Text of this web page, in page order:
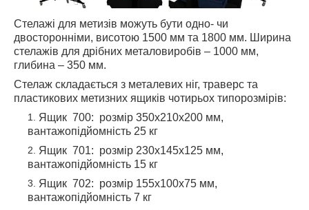
Стелажі для метизів можуть бути одно- чи
двосторонніми, висотою 1500 мм та 1800 мм. Ширина
стелажів для дрібних металовиробів – 1000 мм,
глибина – 350 мм.
Стелаж складається з металевих ніг, траверс та
пластикових метизних ящиків чотирьох типорозмірів:
Ящик 700: розмір 350х210х200 мм,
вантажопідйомність 25 кг
Ящик 701: розмір 230х145х125 мм,
вантажопідйомність 15 кг
Ящик 702: розмір 155х100х75 мм,
вантажопідйомність 7 кг